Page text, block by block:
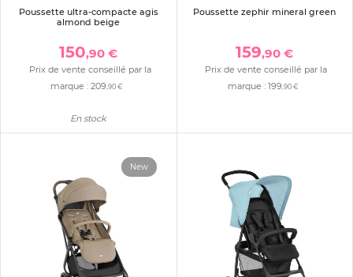
Poussette ultra-compacte agis
almond beige
150,90 €
Prix de vente conseillé par la
marque :209 ,90 €
En stock
Poussette zephir mineral green
159,90 €
Prix de vente conseillé par la
marque : 199 ,90 €
New